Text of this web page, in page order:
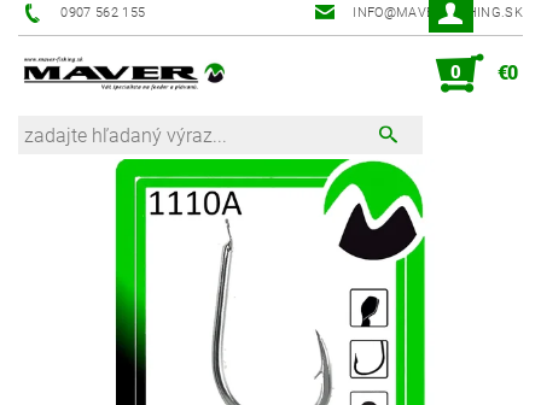
0907 562 155 INFO@MAVER-FISHING.SK
0 €0